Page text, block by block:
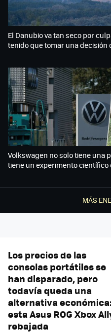
MÁS
El Danubio va tan seco por
tenido que tomar una
Volkswagen no solo tiene una
tiene un experimento científico
Los precios de las
consolas portátiles se
han disparado, pero
todavía queda una
alternativa económica:
esta Asus ROG Xbox
rebajada